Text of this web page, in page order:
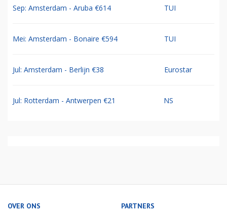
Sep: Amsterdam - Aruba €614 TUI
Mei: Amsterdam - Bonaire €594 TUI
Jul: Amsterdam - Berlijn €38 Eurostar
Jul: Rotterdam - Antwerpen €21 NS
OVER ONS PARTNERS